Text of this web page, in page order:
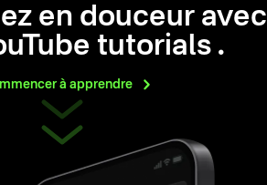
en douceur avec
tutorials .
à apprendre